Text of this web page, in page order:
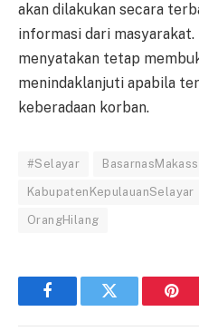
akan dilakukan secara
informasi dari masyarakat.
menyatakan tetap
menindaklanjuti apabila
keberadaan korban.
#Selayar
KabupatenKepulauanSelayar
OrangHilang
FacebookTwitter